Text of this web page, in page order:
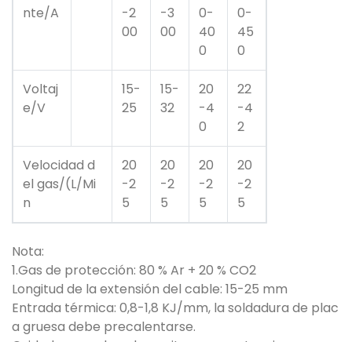
nte/A
-2
00
-3
00
0-
40
0
0-
45
0
Voltaj
e/V
15-
25
15-
32
20
-4
0
22
-4
2
Velocidad d
el gas/(L/Mi
n
20
-2
5
20
-2
5
20
-2
5
20
-2
5
Nota:
1.Gas de protección: 80 % Ar + 20 % CO2
Longitud de la extensión del cable: 15-25 mm
Entrada térmica: 0,8-1,8 KJ/mm, la soldadura de plac
a gruesa debe precalentarse.